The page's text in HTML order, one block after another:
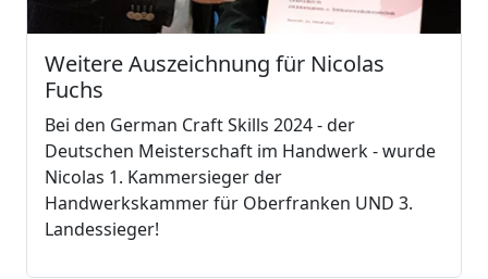
Weitere Auszeichnung für Nicolas
Fuchs
Bei den German Craft Skills 2024 - der
Deutschen Meisterschaft im Handwerk - wurde
Nicolas 1. Kammersieger der
Handwerkskammer für Oberfranken UND 3.
Landessieger!